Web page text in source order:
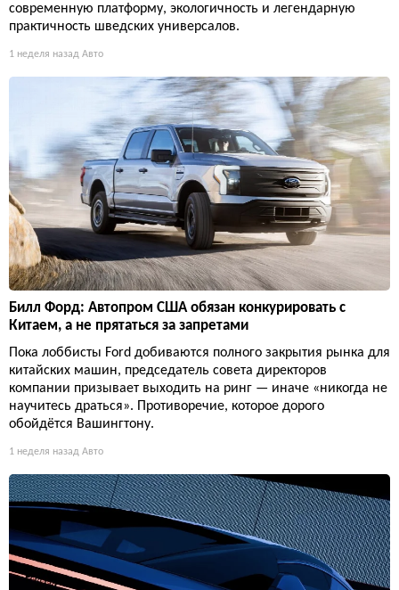
современную платформу, экологичность и легендарную
практичность шведских универсалов.
1 неделя назад Авто
Билл Форд: Автопром США обязан конкурировать с
Китаем, а не прятаться за запретами
Пока лоббисты Ford добиваются полного закрытия рынка для
китайских машин, председатель совета директоров
компании призывает выходить на ринг — иначе «никогда не
научитесь драться». Противоречие, которое дорого
обойдётся Вашингтону.
1 неделя назад Авто